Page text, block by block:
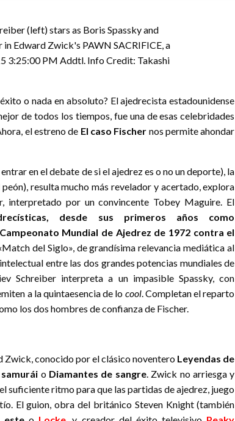
o nada en absoluto? El ajedrecista estadounidense
de todos los tiempos, fue una de esas celebridades
el estreno de El caso Fischer nos permite ahondar
en el debate de si el ajedrez es o no un deporte), la
resulta mucho más revelador y acertado, explora
interpretado por un convincente Tobey Maguire. El
desde sus primeros años como
Mundial de Ajedrez de 1972 contra el
del Siglo», de grandísima relevancia mediática al
entre las dos grandes potencias mundiales de
Schreiber interpreta a un impasible Spassky, con
a la quintaesencia de lo cool. Completan el reparto
los dos hombres de confianza de Fischer.
Zwick, conocido por el clásico noventero Leyendas de
o Diamantes de sangre. Zwick no arriesga y
suficiente ritmo para que las partidas de ajedrez, juego
El guion, obra del británico Steven Knight (también